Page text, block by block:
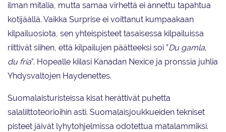
ilman mitalia, mutta samaa virhettä ei annettu tapahtua
kotijäällä. Vaikka Surprise ei voittanut kumpaakaan
kilpailuosiota, sen yhteispisteet tasaisessa kilpailuissa
riittivät siihen, että kilpailujen päätteeksi soi ”Du gamla,
du fria”. Hopealle kiilasi Kanadan Nexice ja pronssia juhlia
Yhdysvaltojen Haydenettes.
Suomalaisturisteissa kisat herättivät puhetta
salaliittoteorioihin asti. Suomalaisjoukkueiden tekniset
pisteet jäivät lyhytohjelmissa odotettua matalammiksi.